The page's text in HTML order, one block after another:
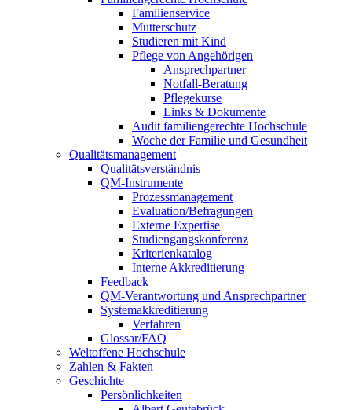
Familienservice
Mutterschutz
Studieren mit Kind
Pflege von Angehörigen
Ansprechpartner
Notfall-Beratung
Pflegekurse
Links & Dokumente
Audit familiengerechte Hochschule
Woche der Familie und Gesundheit
Qualitätsmanagement
Qualitätsverständnis
QM-Instrumente
Prozessmanagement
Evaluation/Befragungen
Externe Expertise
Studiengangskonferenz
Kriterienkatalog
Interne Akkreditierung
Feedback
QM-Verantwortung und Ansprechpartner
Systemakkreditierung
Verfahren
Glossar/FAQ
Weltoffene Hochschule
Zahlen & Fakten
Geschichte
Persönlichkeiten